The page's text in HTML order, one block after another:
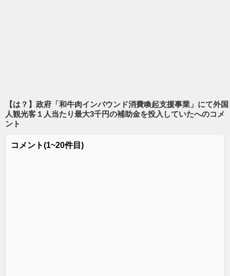
【は？】政府「和牛肉インバウンド消費喚起支援事業」にて外国
人観光客１人当たり最大3千円の補助金を投入していたへのコメ
ント
コメント(1~20件目)